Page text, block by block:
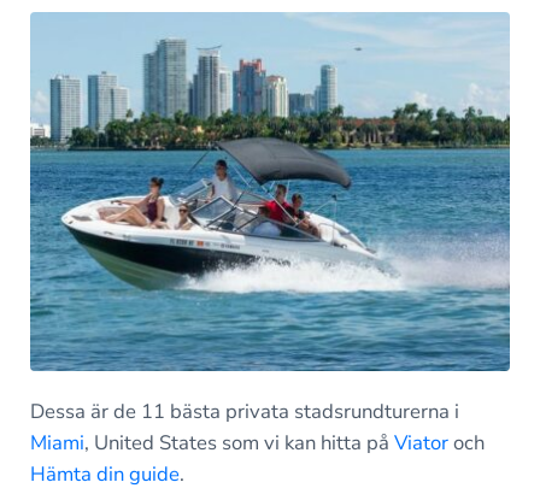
Dessa är de 11 bästa privata stadsrundturerna i
Miami, United States som vi kan hitta på Viatoroch
Hämta din guide.